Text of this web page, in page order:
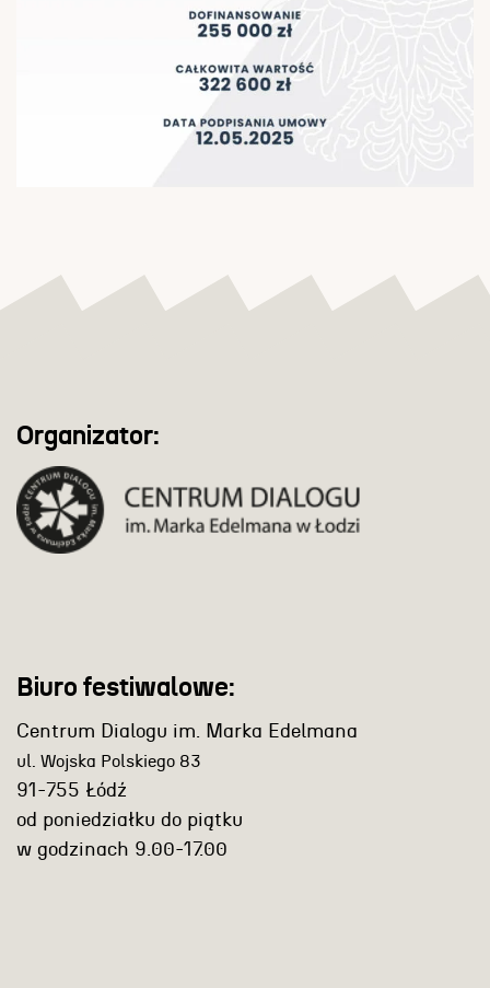
Organizator:
Biuro festiwalowe:
Centrum Dialogu im. Marka Edelmana
ul. Wojska Polskiego 83
91-755 Łódź
od poniedziałku do piątku
w godzinach 9.00-17.00